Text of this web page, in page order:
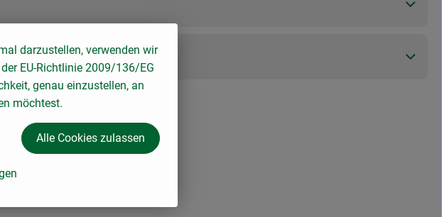
darzustellen, verwenden wir
EU-Richtlinie 2009/136/EG
genau einzustellen, an
möchtest.
Alle Cookies zulassen